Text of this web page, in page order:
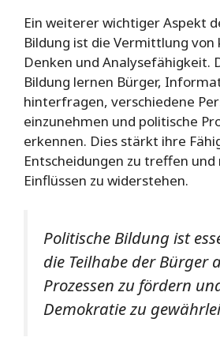
Ein weiterer wichtiger Aspekt
Bildung ist die Vermittlung von
Denken und Analysefähigkeit.
Bildung lernen Bürger,
hinterfragen, verschiedene
einzunehmen und politische
erkennen. Dies stärkt ihre
Entscheidungen zu treffen
Einflüssen zu widerstehen.
Politische Bildung ist
die Teilhabe der Bürger
Prozessen zu fördern
Demokratie zu